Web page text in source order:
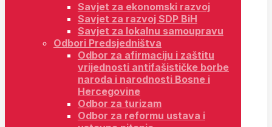
Savjet za ekonomski razvoj
Savjet za razvoj SDP BiH
Savjet za lokalnu samoupravu
Odbori Predsjedništva
Odbor za afirmaciju i zaštitu
vrijednosti antifašističke borbe
naroda i narodnosti Bosne i
Hercegovine
Odbor za turizam
Odbor za reformu ustava i